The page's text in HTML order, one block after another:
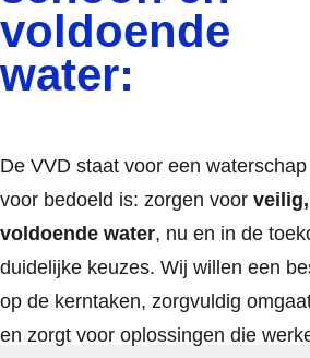
voldoende
water:
De VVD staat voor een
voor bedoeld is: zorgen voor
voldoende water, nu en in de
duidelijke keuzes. Wij willen een
op de kerntaken, zorgvuldig
en zorgt voor oplossingen die